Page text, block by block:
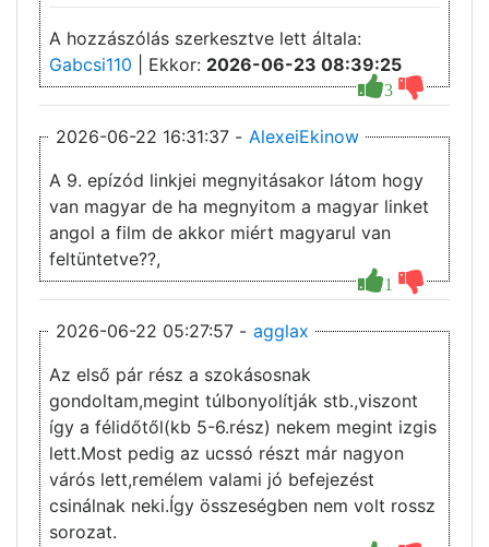
3
A hozzászólás szerkesztve lett általa:
Gabcsi110 | Ekkor: 2026-06-23 08:39:25
2026-06-22 16:31:37 - AlexeiEkinow
1
A 9. epízód linkjei megnyitásakor látom hogy
van magyar de ha megnyitom a magyar linket
angol a film de akkor miért magyarul van
feltüntetve??,
2026-06-22 05:27:57 - agglax
Az első pár rész a szokásosnak
gondoltam,megint túlbonyolítják stb.,viszont
így a félidőtől(kb 5-6.rész) nekem megint izgis
lett.Most pedig az ucssó részt már nagyon
várós lett,remélem valami jó befejezést
csinálnak neki.Így összeségben nem volt rossz
sorozat.